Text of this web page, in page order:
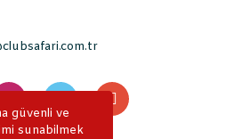
güvenli ve
sunabilmek